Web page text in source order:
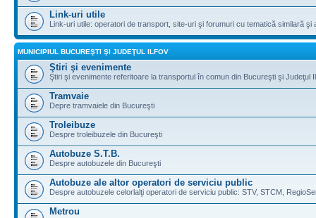
Link-uri utile
Link-uri utile: operatori de transport, site-uri şi forumuri cu tematică similară şi
MUNICIPIUL BUCUREŞTI ŞI JUDEŢUL ILFOV
Ştiri şi evenimente
Ştiri şi evenimente referitoare la transportul în comun din Bucureşti şi Judeţul
Tramvaie
Depre tramvaiele din Bucureşti
Troleibuze
Despre troleibuzele din Bucureşti
Autobuze S.T.B.
Despre autobuzele din Bucureşti
Autobuze ale altor operatori de serviciu public
Despre autobuzele celorlalţi operatori de serviciu public: STV, STCM,
Metrou